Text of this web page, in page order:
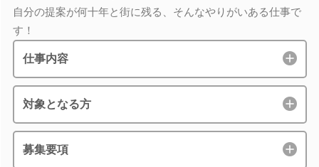
自分の提案が何十年と街に残る、そんなやりがいある仕事で
す！
仕事内容
対象となる方
募集要項